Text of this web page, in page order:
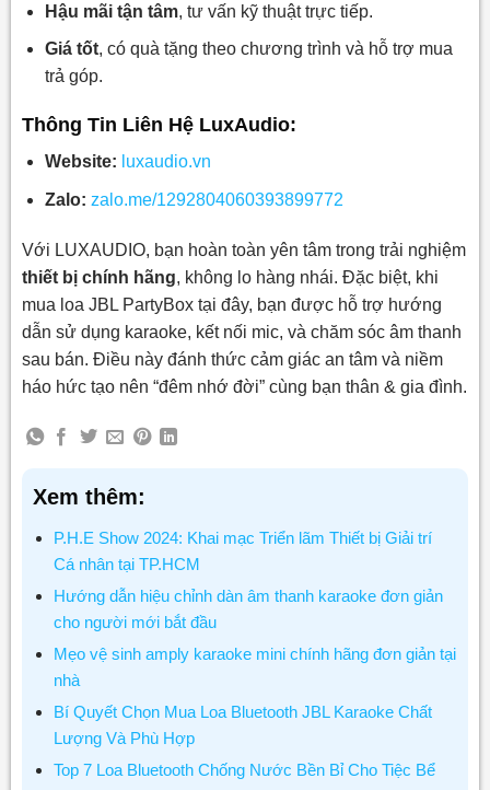
Hậu mãi tận tâm, tư vấn kỹ thuật trực tiếp.
Giá tốt, có quà tặng theo chương trình và hỗ trợ mua
trả góp.
Thông Tin Liên HệLuxAudio:
Website: luxaudio.vn
Zalo: zalo.me/1292804060393899772
Với LUXAUDIO, bạn hoàn toàn yên tâm trong trải nghiệm
thiết bị chính hãng, không lo hàng nhái. Đặc biệt, khi
mua loa JBL PartyBox tại đây, bạn được hỗ trợ hướng
dẫn sử dụng karaoke, kết nối mic, và chăm sóc âm thanh
sau bán. Điều này đánh thức cảm giác an tâm và niềm
háo hức tạo nên “đêm nhớ đời” cùng bạn thân & gia đình.
Xem thêm:
P.H.E Show 2024: Khai mạc Triển lãm Thiết bị Giải trí
Cá nhân tại TP.HCM
Hướng dẫn hiệu chỉnh dàn âm thanh karaoke đơn giản
cho người mới bắt đầu
Mẹo vệ sinh amply karaoke mini chính hãng đơn giản tại
nhà
Bí Quyết Chọn Mua Loa Bluetooth JBL Karaoke Chất
Lượng Và Phù Hợp
Top 7 Loa Bluetooth Chống Nước Bền Bỉ Cho Tiệc Bể